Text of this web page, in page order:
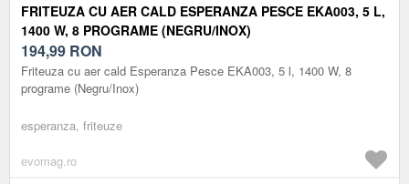
FRITEUZA CU AER CALD ESPERANZA PESCE EKA003, 5 L,
1400 W, 8 PROGRAME (NEGRU/INOX)
194,99 RON
Friteuza cu aer cald Esperanza Pesce EKA003, 5 l, 1400 W, 8
programe (Negru/Inox)
esperanza, friteuze
evomag.ro